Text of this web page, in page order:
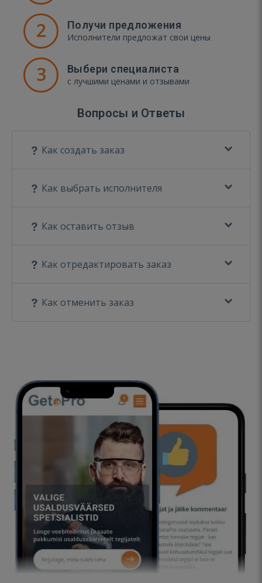
2 Получи предложения
Исполнители предложат свои цены
3 Выбери специалиста
с лучшими ценами и отзывами
Вопросы и Ответы
Как создать заказ
Как выбрать исполнителя
Как оставить отзыв
Как отредактировать заказ
Как отменить заказ